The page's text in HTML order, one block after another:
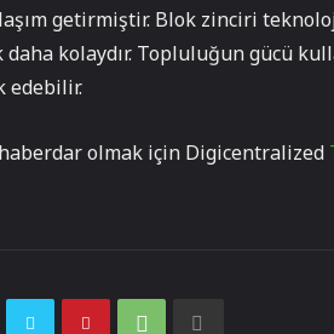
getirmiştir. Blok zinciri
kolaydır. Topluluğun gücü
edebilir.
olmak için Digicentralized